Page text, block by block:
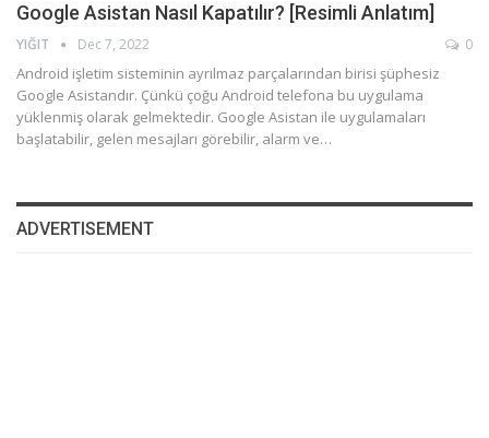
Google Asistan Nasıl Kapatılır? [Resimli Anlatım]
YIĞIT Dec 7, 2022 0
Android işletim sisteminin ayrılmaz parçalarından birisi şüphesiz
Google Asistandır. Çünkü çoğu Android telefona bu uygulama
yüklenmiş olarak gelmektedir. Google Asistan ile uygulamaları
başlatabilir, gelen mesajları görebilir, alarm ve…
ADVERTISEMENT